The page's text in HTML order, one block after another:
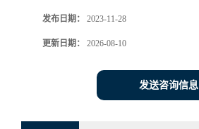
发布日期： 2023-11-28
更新日期： 2026-08-10
发送咨询信息